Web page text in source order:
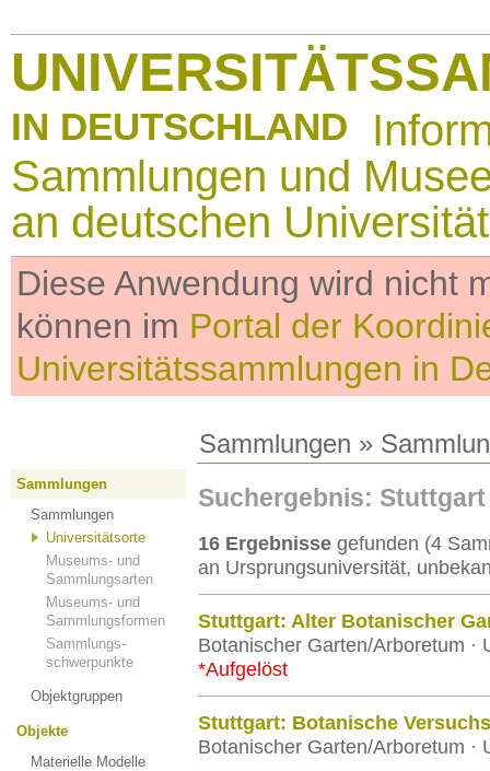
IN DEUTSCHLAND
Sammlungen und
an deutschen
Diese Anwendung wird nicht
können im Portal der
Universitätssammlungen in
Sammlungen »
Sammlungen
Sammlungen
Universitätsorte
Museums- und
Sammlungsarten
Museums- und
Sammlungsformen
Sammlungs-
schwerpunkte
Objektgruppen
Objekte
Materielle Modelle
Suchergebnis: Stuttgart
16 Ergebnisse gefunden (4
an Ursprungsuniversität,
Stuttgart: Alter Botanischer
Botanischer Garten/Arboretum ·
*Aufgelöst
Stuttgart: Botanische
Botanischer Garten/Arboretum ·